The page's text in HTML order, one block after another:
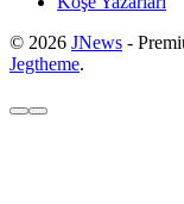
© 2026 JNews -
Jegtheme.